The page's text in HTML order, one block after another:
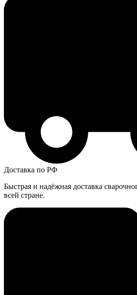
Доставка по РФ
Быстрая и надёжная доставка
всей стране.